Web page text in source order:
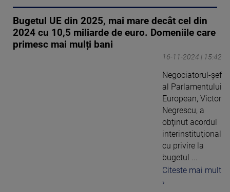
Bugetul UE din 2025, mai mare decât cel din
2024 cu 10,5 miliarde de euro. Domeniile care
primesc mai mulți bani
16-11-2024 | 15:42
Negociatorul-şef
al Parlamentului
European, Victor
Negrescu, a
obţinut acordul
interinstituţional
cu privire la
bugetul ...
Citeste mai mult
›